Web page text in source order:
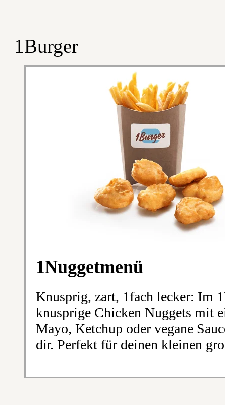
1Burger
1Nuggetmenü
Knusprig, zart, 1fach lecker: Im
knusprige Chicken Nuggets mit
Mayo, Ketchup oder vegane
dir. Perfekt für deinen kleinen